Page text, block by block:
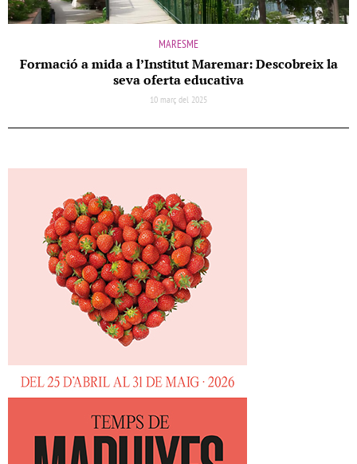
MARESME
Formació a mida a l’Institut Maremar: Descobreix la
seva oferta educativa
10 març del 2025